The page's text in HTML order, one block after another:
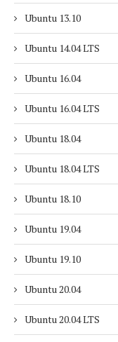
Ubuntu 13.10
Ubuntu 14.04 LTS
Ubuntu 16.04
Ubuntu 16.04 LTS
Ubuntu 18.04
Ubuntu 18.04 LTS
Ubuntu 18.10
Ubuntu 19.04
Ubuntu 19.10
Ubuntu 20.04
Ubuntu 20.04 LTS